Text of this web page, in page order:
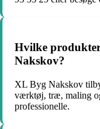
Hvilke
Nakskov?
XL Byg Nakskov
værktøj, træ, maling
professionelle.